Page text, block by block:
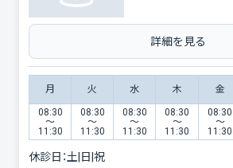
詳細を見る
月 火 水 木 金
08:30
〜
11:30
08:30
〜
11:30
08:30
〜
11:30
08:30
〜
11:30
08:30
〜
11:30
休診日：土|日|祝